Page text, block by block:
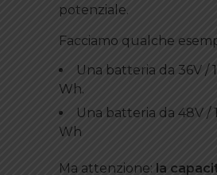
potenziale.
Facciamo qualche
Una batteria da 36V /
Wh.
Una batteria da 48V /
Wh
Ma attenzione: la